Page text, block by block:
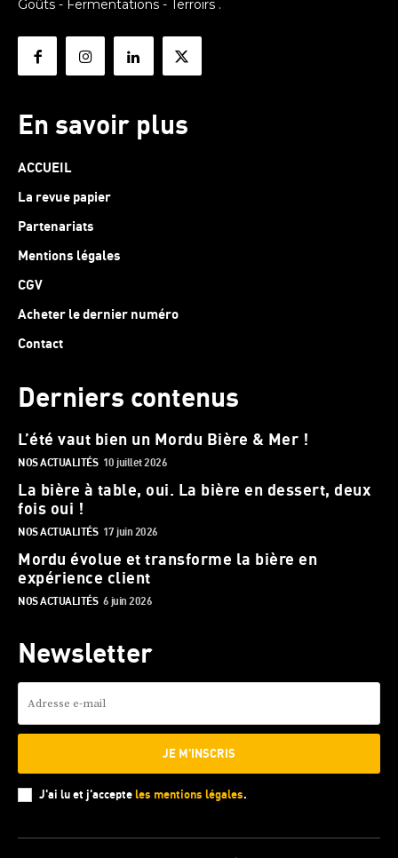
Goûts - Fermentations - Terroirs .
En savoir plus
ACCUEIL
La revue papier
Partenariats
Mentions légales
CGV
Acheter le dernier numéro
Contact
Derniers contenus
L’été vaut bien un Mordu Bière & Mer !
NOS ACTUALITÉS 10 juillet 2026
La bière à table, oui. La bière en dessert, deux
fois oui !
NOS ACTUALITÉS 17 juin 2026
Mordu évolue et transforme la bière en
expérience client
NOS ACTUALITÉS 6 juin 2026
Newsletter
JE M'INSCRIS
J'ai lu et j'accepteles mentions légales.